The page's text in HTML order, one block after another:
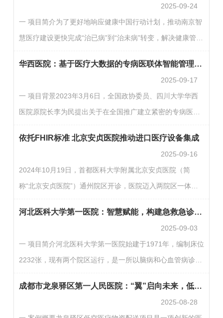
实践通过“互联网+医疗”、“AI+医疗”等促进医院智能化建设，
打造“以患者为中心”的智慧医院体系，让患者获得更优质的
医疗服务，获得更好的就医体验。武汉大学口腔医院是三级
甲等专科医院，也是口腔医学专业教学、科研和临…
2025-09-24
一 项目简介为了更好地响应健康中国行动计划，推动南京智
慧医疗建设更快完成“治已病”到“治未病”转变，解决健康管理
期的主动健康管理服务，南京市卫生信息中心着手建设全市
体检综合服务平台。项目于2023年8月获批，同年11月完成
招采。整个项目总投入308万元，2024年11月通过验收。项
目搭建了全国首个实现区域体检数据标准化的一站式“互联网
+体检服务”平台，打破各医院体检系统互不相通的信息…
华西医院：基于医疗大数据的专病医联体智能管理平台构建与实践
2025-09-17
一 项目背景2023年3月6日，全国政协委员、四川大学华西
医院原院长李为民提出关于在全国推广建立紧密的专病医联
分布。专病医联体核心思想为三个“统一”策略，即统一专病
转诊标准、统一专病诊疗路径以及统一专病连续医疗，为构
建高效、协同的医疗服务体系提供清晰的路径。二 发展现状
国家高度重视医联体建设，出台了一系列政策文件，如《关
于推进医疗联合体建设和发展的指导意见》等，为医联体的
依托FHIR标准 北京安贞医院推动进口医疗设备集成
2025-09-16
2024年10月19日，首都医科大学附属北京安贞医院（简
称“北京安贞医院”）通州院区开诊，医院迈入两院区一体化
动采集，对于术中工作效率的提高就更加重要了，但有些设
备尚未做到国产化，例如心脏搭桥手术血流监测仪是挪威进
口设备，只支持通过FHIR标准与HIS对接。于是，我们在院
区开业一个月后启动了基于FHIR（Fast Healthcare
Interoperability Resources，快速医疗保健互操作性资源）
河北医科大学第一医院：智慧赋能，构建急救急诊全链路生命守护网
2025-09-03
一 项目简介河北医科大学第一医院始建于1971年，编制床位
2232张，现有两个院区运行，是一所以脑病和心血管病诊疗
管理为一体的三级甲等综合性医院。2021年6月获批国家区
域医疗中心第二批试点建设项目——首都医科大学宣武医院
成都市龙泉驿区第一人民医院：“翼”启向未来，低空医疗走廊的智慧服务新范式
2025-08-28